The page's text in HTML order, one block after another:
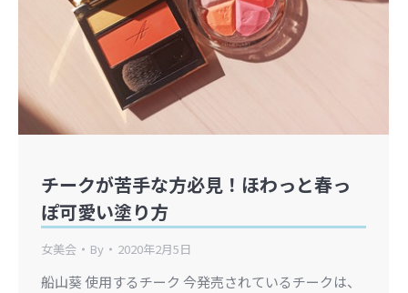
チークが苦手な方必見！ほわっと春っ
ぽ可愛い塗り方
女美会 By 2020年2月5日
船山葵 使用するチーク 今発売されているチークは、